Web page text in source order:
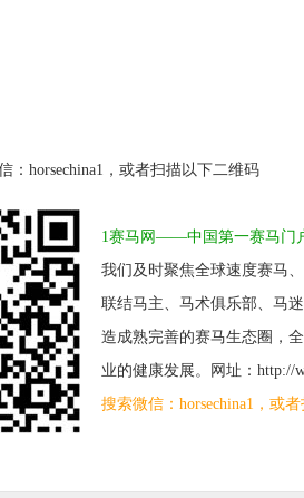
：horsechina1，或者扫描以下二维码
1赛马网——中国第一赛马门
我们及时聚焦全球速度赛马
联结马主、马术俱乐部、马
造成熟完善的赛马生态圈，
业的健康发展。网址：http://
搜索微信：horsechina1，或